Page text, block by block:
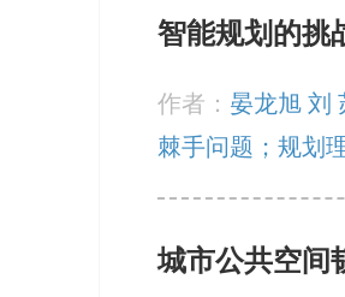
智能规划的挑
作者： 晏龙旭 刘
棘手问题；规划
城市公共空间